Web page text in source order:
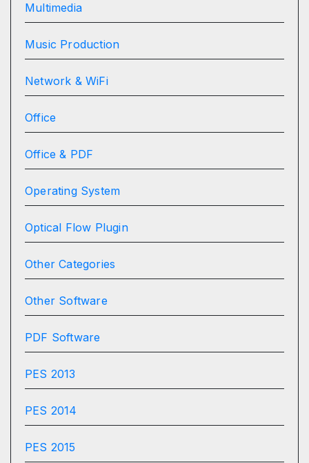
Multimedia
Music Production
Network & WiFi
Office
Office & PDF
Operating System
Optical Flow Plugin
Other Categories
Other Software
PDF Software
PES 2013
PES 2014
PES 2015